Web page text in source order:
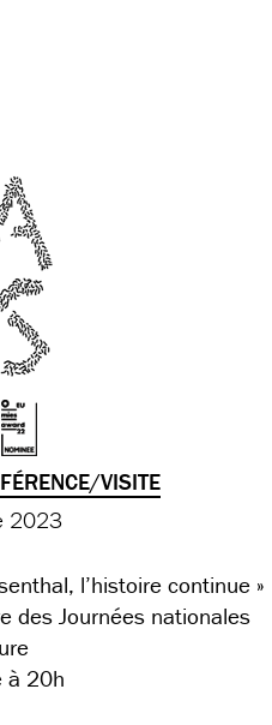
VISITE
2023
l’histoire continue »
des Journées nationales
à 20h